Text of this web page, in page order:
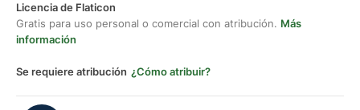
Licencia de Flaticon
Gratis para uso personal o comercial con atribución. Más
información
Se requiere atribución ¿Cómo atribuir?